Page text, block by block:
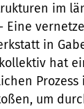
im
Eine
in
hat
Prozess
um